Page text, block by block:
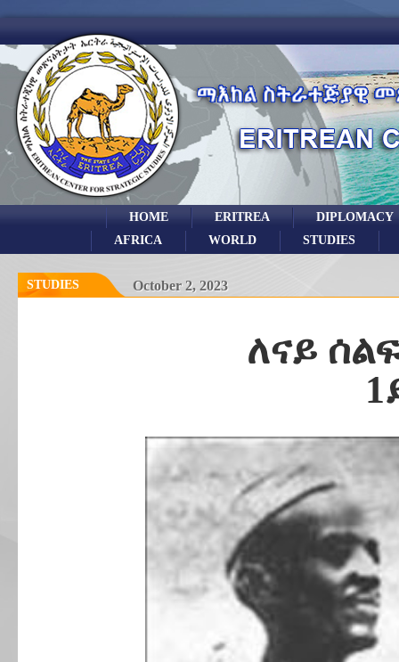
DIPLOMACY
ERITREA
HOME
STUDIES
WORLD
AFRICA
STUDIES October 2, 2023
ለናይ